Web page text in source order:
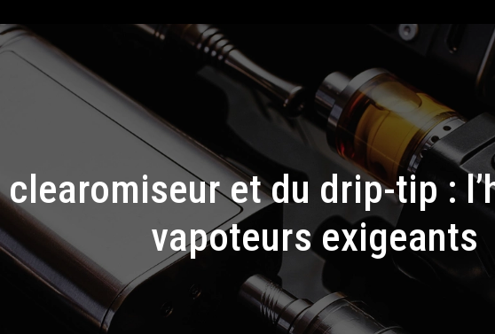
et du drip-tip :
vapoteurs exigeants